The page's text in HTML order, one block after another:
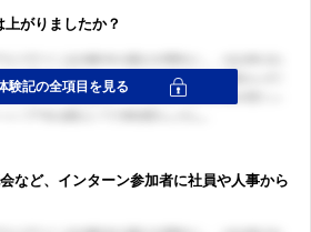
がりましたか？
など、インターン参加者に社員や人事から
グイン・会員登録